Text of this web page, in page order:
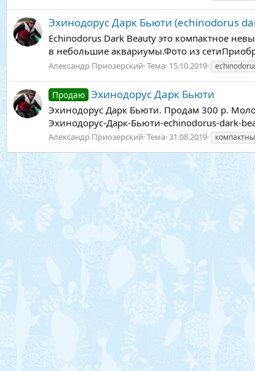
Эхинодорус Дарк Бьюти (echinodorus
Echinodorus Dark Beauty это компактное
в небольшие аквариумы.Фото из
Александр Приозерский Тема 15.10.2019
Продаю Эхинодорус Дарк Бьюти
Эхинодорус Дарк Бьюти. Продам 300 р.
Эхинодорус-Дарк-Бьюти-echinodorus-dark-
Александр Приозерский Тема 31.08.2019